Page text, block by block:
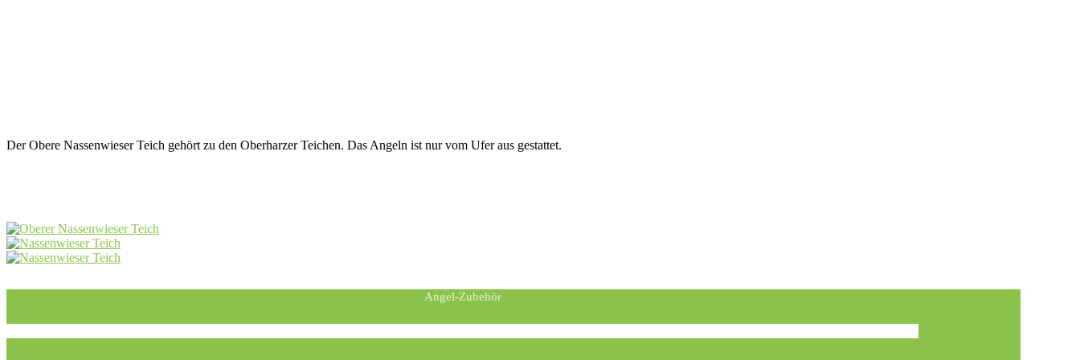
Der Obere Nassenwieser Teich gehört zu den Oberharzer Teichen. Das Angeln ist nur vom Ufer aus gestattet.
Angel-Zubehör